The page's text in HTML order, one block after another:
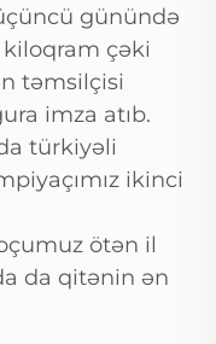
günündə
çəki
təmsilçisi
imza atıb.
türkiyəli
ikinci
ötən il
da qitənin ən